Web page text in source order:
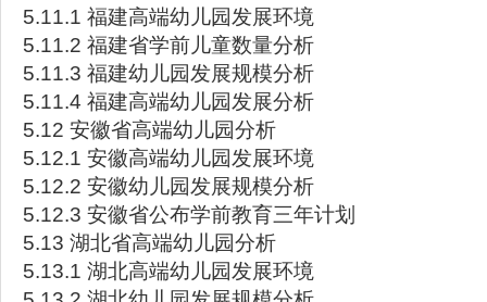
5.11.1 福建高端幼儿园发展环境
5.11.2 福建省学前儿童数量分析
5.11.3 福建幼儿园发展规模分析
5.11.4 福建高端幼儿园发展分析
5.12 安徽省高端幼儿园分析
5.12.1 安徽高端幼儿园发展环境
5.12.2 安徽幼儿园发展规模分析
5.12.3 安徽省公布学前教育三年计划
5.13 湖北省高端幼儿园分析
5.13.1 湖北高端幼儿园发展环境